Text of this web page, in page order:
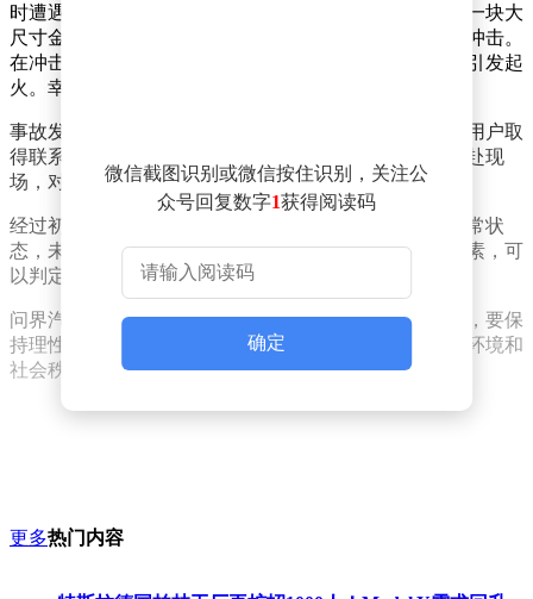
时遭遇意外。事故发生时，车辆不慎撞击到前车掉落的一块大
尺寸金属部件，这一突发状况导致车辆受到强烈的物理冲击。
在冲击力的作用下，车辆被持续拖行了一段距离，随后引发起
火。幸运的是，此次事故并未造成任何人员伤亡。
事故发生后，问界汽车方面迅速响应，第一时间与涉事用户取
得联系，并积极提供必要的协助。公司相关人员迅速赶赴现
场，对事故情况进行详细确认和调查。
经过初步调查，结果显示事发前车辆的三电系统处于正常状
态，未发现车辆自身存在其他异常情况。综合各方面因素，可
以判定此次事故并非由车辆自身原因导致。
问界汽车在说明中还呼吁广大网友，在面对此类事件时，要保
持理性和客观，不信谣、不传谣，共同维护良好的网络环境和
社会秩序。
微信截图识别或微信按住识别，关注公
众号回复数字1获得阅读码
确定
更多热门内容